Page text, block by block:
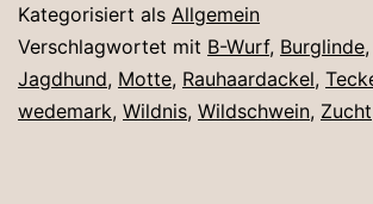
Kategorisiert als Allgemein
Verschlagwortet mit B-Wurf, Burglinde,
Jagdhund, Motte, Rauhaardackel,
wedemark, Wildnis, Wildschwein, Zucht